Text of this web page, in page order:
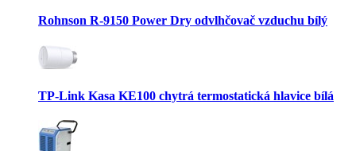
Rohnson R-9150 Power Dry odvlhčovač vzduchu bílý
TP-Link Kasa KE100 chytrá termostatická hlavice bílá